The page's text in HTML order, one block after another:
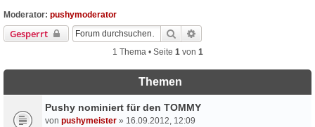
Moderator: pushymoderator
Gesperrt Suche
1 Thema • Seite 1von 1
Themen
Pushy nominiert für den TOMMY
von pushymeister » 16.09.2012, 12:09